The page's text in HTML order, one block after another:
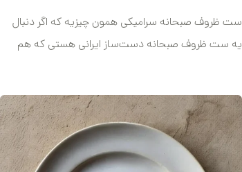
ست ظروف صبحانه سرامیکی همون چیزیه که اگر دنبال
یه ست ظروف صبحانه دست‌ساز ایرانی هستی که هم